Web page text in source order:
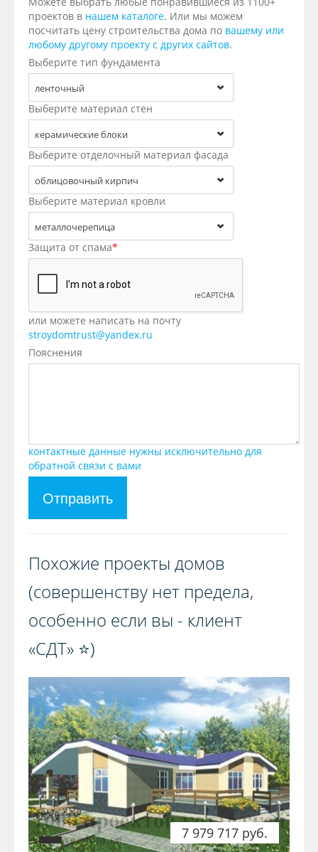
проектов в нашем каталоге. Или мы можем
посчитать цену строительства дома по вашему или
любому другому проекту с других сайтов.
Выберите тип фундамента
ленточный
Выберите материал стен
керамические блоки
Выберите отделочный материал фасада
облицовочный кирпич
Выберите материал кровли
металлочерепица
Защита от спама*
или можете написать на почту
stroydomtrust@yandex.ru
Пояснения
контактные данные нужны исключительно для
обратной связи с вами
Отправить
Похожие проекты домов
(совершенству нет предела,
особенно если вы - клиент
«СДТ» ⭐️)️
7 979 717 руб.